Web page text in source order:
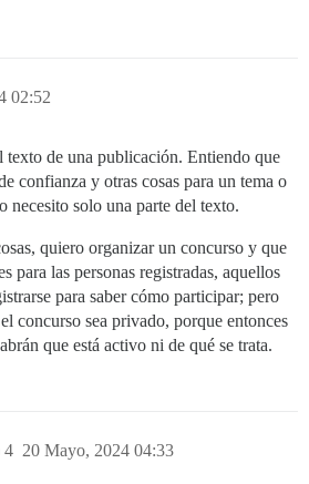
02:52
texto de una publicación. Entiendo que
confianza y otras cosas para un tema o
necesito solo una parte del texto.
quiero organizar un concurso y que
para las personas registradas, aquellos
para saber cómo participar; pero
concurso sea privado, porque entonces
que está activo ni de qué se trata.
20 Mayo, 2024 04:33
4